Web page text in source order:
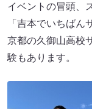
イベントの冒頭、
「吉本でいちばん
京都の久御山高校
験もあります。